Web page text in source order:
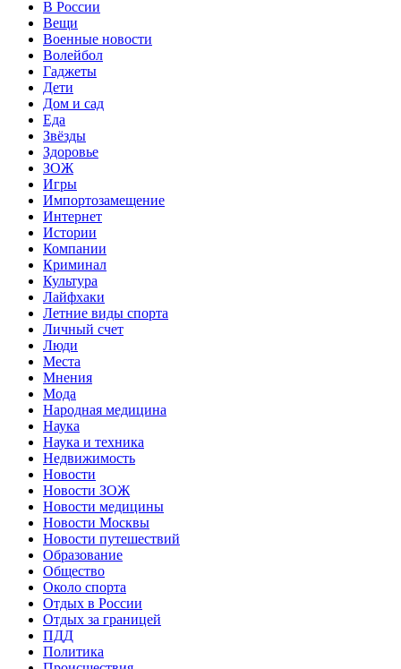
В России
Вещи
Военные новости
Волейбол
Гаджеты
Дети
Дом и сад
Еда
Звёзды
Здоровье
ЗОЖ
Игры
Импортозамещение
Интернет
Истории
Компании
Криминал
Культура
Лайфхаки
Летние виды спорта
Личный счет
Люди
Места
Мнения
Мода
Народная медицина
Наука
Наука и техника
Недвижимость
Новости
Новости ЗОЖ
Новости медицины
Новости Москвы
Новости путешествий
Образование
Общество
Около спорта
Отдых в России
Отдых за границей
ПДД
Политика